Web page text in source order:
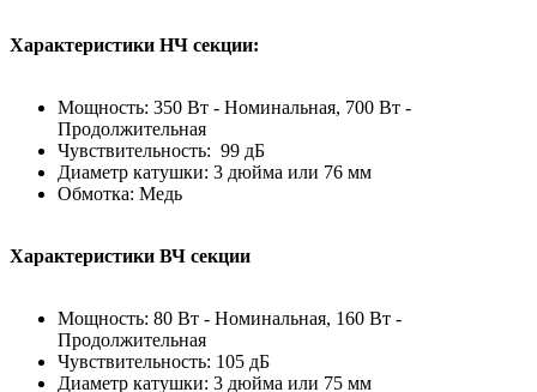
Характеристики НЧ секции:
Мощность: 350 Вт - Номинальная, 700 Вт -
Продолжительная
Чувствительность: 99 дБ
Диаметр катушки: 3 дюйма или 76 мм
Обмотка: Медь
Характеристики ВЧ секции
Мощность: 80 Вт - Номинальная, 160 Вт -
Продолжительная
Чувствительность: 105 дБ
Диаметр катушки: 3 дюйма или 75 мм